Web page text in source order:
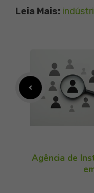
Leia Mais:
Agência de